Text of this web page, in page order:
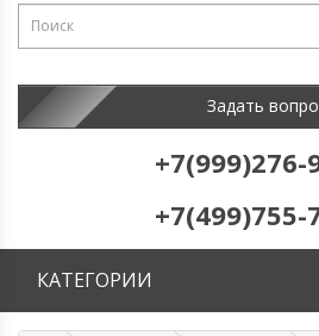
Задать
+7(999)276-
+7(499)755-
КАТЕГОРИИ